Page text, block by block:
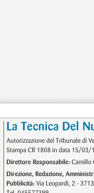
La Tecnica Del
Autorizzazione del Tribunale di
Stampa CR 1808 in data 15/03/
Direttore Responsabile: Camillo
Direzione, Redazione,
Pubblicità: Via Leopardi, 2 -